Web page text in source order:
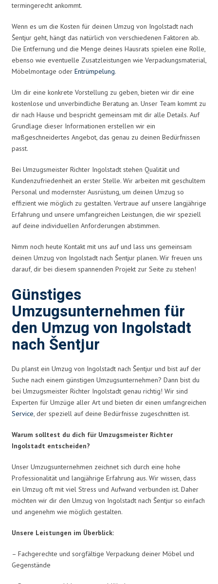
termingerecht ankommt.
Wenn es um die Kosten für deinen Umzug von Ingolstadt nach
Šentjur geht, hängt das natürlich von verschiedenen Faktoren ab.
Die Entfernung und die Menge deines Hausrats spielen eine Rolle,
ebenso wie eventuelle Zusatzleistungen wie Verpackungsmaterial,
Möbelmontage oder Entrümpelung.
Um dir eine konkrete Vorstellung zu geben, bieten wir dir eine
kostenlose und unverbindliche Beratung an. Unser Team kommt zu
dir nach Hause und bespricht gemeinsam mit dir alle Details. Auf
Grundlage dieser Informationen erstellen wir ein
maßgeschneidertes Angebot, das genau zu deinen Bedürfnissen
passt.
Bei Umzugsmeister Richter Ingolstadt stehen Qualität und
Kundenzufriedenheit an erster Stelle. Wir arbeiten mit geschultem
Personal und modernster Ausrüstung, um deinen Umzug so
effizient wie möglich zu gestalten. Vertraue auf unsere langjährige
Erfahrung und unsere umfangreichen Leistungen, die wir speziell
auf deine individuellen Anforderungen abstimmen.
Nimm noch heute Kontakt mit uns auf und lass uns gemeinsam
deinen Umzug von Ingolstadt nach Šentjur planen. Wir freuen uns
darauf, dir bei diesem spannenden Projekt zur Seite zu stehen!
Günstiges
Umzugsunternehmen für
den Umzug von Ingolstadt
nach Šentjur
Du planst ein Umzug von Ingolstadt nach Šentjur und bist auf der
Suche nach einem günstigen Umzugsunternehmen? Dann bist du
bei Umzugsmeister Richter Ingolstadt genau richtig! Wir sind
Experten für Umzüge aller Art und bieten dir einen umfangreichen
Service, der speziell auf deine Bedürfnisse zugeschnitten ist.
Warum solltest du dich für Umzugsmeister Richter
Ingolstadt entscheiden?
Unser Umzugsunternehmen zeichnet sich durch eine hohe
Professionalität und langjährige Erfahrung aus. Wir wissen, dass
ein Umzug oft mit viel Stress und Aufwand verbunden ist. Daher
möchten wir dir den Umzug von Ingolstadt nach Šentjur so einfach
und angenehm wie möglich gestalten.
Unsere Leistungen im Überblick:
– Fachgerechte und sorgfältige Verpackung deiner Möbel und
Gegenstände